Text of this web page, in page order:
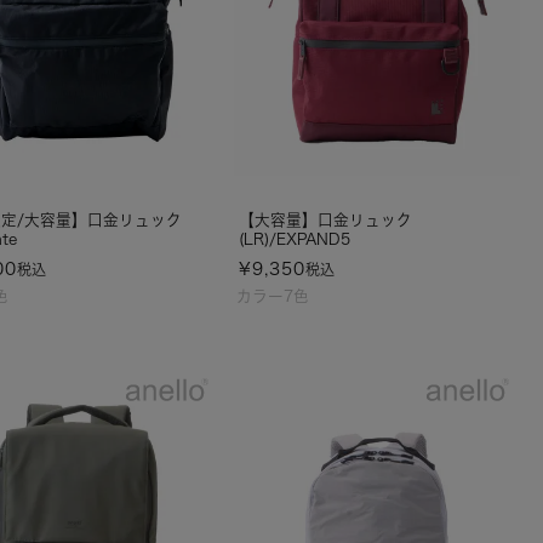
/大容量】口金リュック
税込
カラー7色
【大容量】口金リュック
(LR)/EXPAND5
¥9,350税込